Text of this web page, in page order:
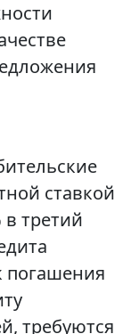
ставкой
в третий
погашения
требуются